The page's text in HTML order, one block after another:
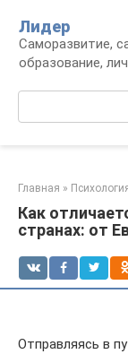
контенту
Лидер
Саморазвитие,
образование,
Главная »
Как
странах: от
Отправляясь в